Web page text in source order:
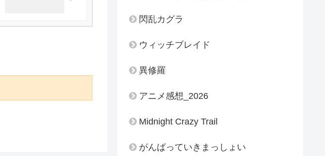
閃乱カグラ
ウィッチブレイド
異修羅
アニメ感想_2026
Midnight Crazy Trail
がんばっていきまっしょい